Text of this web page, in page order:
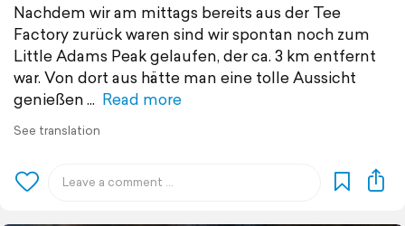
Nachdem wir am mittags bereits aus der Tee
Factory zurück waren sind wir spontan noch zum
Little Adams Peak gelaufen, der ca. 3 km entfernt
war. Von dort aus hätte man eine tolle Aussicht
genießen
Read more
See translation